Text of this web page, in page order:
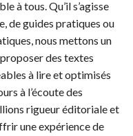
à tous. Qu’il s’agisse
de guides pratiques ou
nous mettons un
des textes
à lire et optimisés
à l’écoute des
rigueur éditoriale et
une expérience de